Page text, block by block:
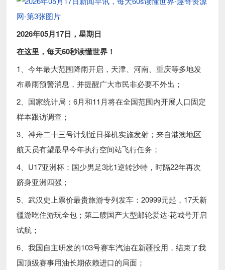
2026年05月17日，星期日
在这里，每天60秒读懂世界！
1、今年最大范围降雨开启，天津、河南、重庆等多地发
布暴雨预警消息，并提醒广大市民非必要不外出；
2、国家统计局：6月和11月将在全国范围内开展人口固定
样本跟访调查；
3、神舟二十三号计划近日择机实施发射；来自港澳地区
航天员有望最早今年执行空间站飞行任务；
4、U17亚洲杯：国少男足3比1逆转沙特，时隔22年再次
跻身亚洲四强；
5、武汉史上票价最贵旅游专列发车：20999元起，17天新
疆游吃住游玩全包；第二艘国产大型邮轮爱达·花城号开启
试航；
6、我国自主研发的103号赛车汽油在新疆投用，结束了我
国顶级赛事用油长期依赖进口的局面；